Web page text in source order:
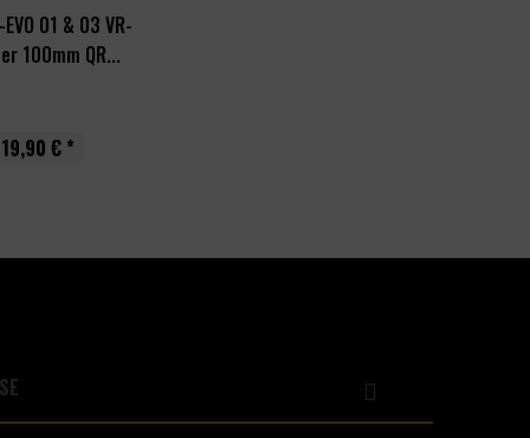
EVO 01 & 03 VR-
100mm QR...
19,90 € *